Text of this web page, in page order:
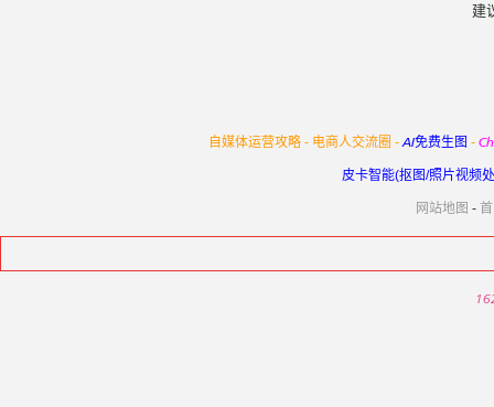
建
自媒体运营攻略 - 电商人交流圈 -AI免费生图 -
皮卡智能(抠图/照片视频
网站地图 -